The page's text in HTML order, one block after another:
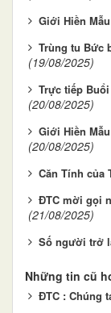
Giới Hiền
Trùng tu Bức
(19/08/2025)
Trực tiếp
(20/08/2025)
Giới Hiền
(20/08/2025)
Căn Tính của
ĐTC mời gọi
(21/08/2025)
Số người trở
Những tin cũ
ĐTC : Chúng